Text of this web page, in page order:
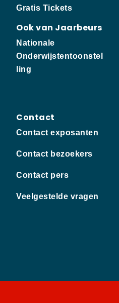
Gratis Tickets
Ook van Jaarbeurs
Nationale
Onderwijstentoonstel
ling
Contact
Contact exposanten
Contact bezoekers
Contact pers
Veelgestelde vragen